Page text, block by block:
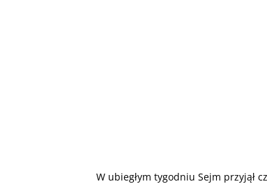
W ubiegłym tygodniu Sejm przyjął